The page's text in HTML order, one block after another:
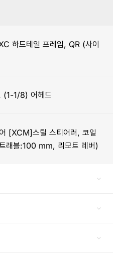
하드테일 프레임, QR (사이
(1-1/8) 어헤드
[XCM]스틸 스티어러, 코일
래블:100 mm, 리모트 레버)